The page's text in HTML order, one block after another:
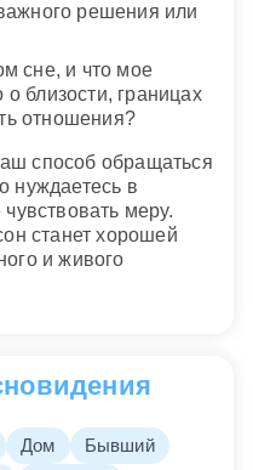
решения или
сне, и что мое
близости, границах
отношения?
способ обращаться
нуждаетесь в
меру.
станет хорошей
и живого
Дом
Бывший